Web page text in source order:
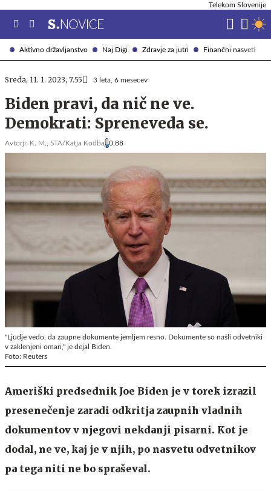
Aktivno državljanstvo Naj Digi Zdravje za jutri Finančni nasveti
Telekom Slovenije
Sreda, 11. 1. 2023, 7.55 3 leta, 6 mesecev
Biden pravi, da nič ne ve.
Demokrati: Spreneveda se.
Avtorji: K. M., STA/Katja Kodba 0,88
"Ljudje vedo, da zaupne dokumente jemljem resno. Dokumente so našli odvetniki
v zaklenjeni omari," je dejal Biden.
Foto: Reuters
Ameriški predsednik Joe Biden je v torek izrazil
presenečenje zaradi odkritja zaupnih vladnih
dokumentov v njegovi nekdanji pisarni. Kot je
dodal, ne ve, kaj je v njih, po nasvetu odvetnikov
pa tega niti ne bo spraševal.